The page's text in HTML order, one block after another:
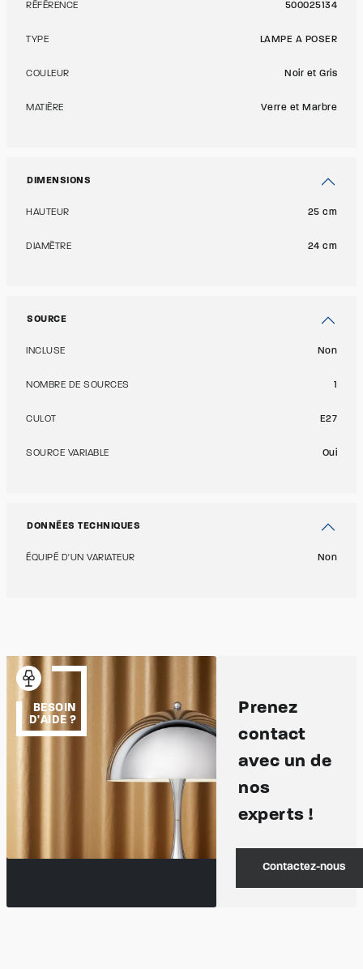
RÉFÉRENCE 500025134
TYPE LAMPE A POSER
COULEUR Noir et Gris
MATIÈRE Verre et Marbre
DIMENSIONS
HAUTEUR 25 cm
DIAMÈTRE 24 cm
SOURCE
INCLUSE Non
NOMBRE DE SOURCES 1
CULOT E27
SOURCE VARIABLE Oui
DONNÉES TECHNIQUES
ÉQUIPÉ D'UN VARIATEUR Non
BESOIN
D'AIDE ?
Prenez
contact
avec un de
nos
experts !
Contactez-nous